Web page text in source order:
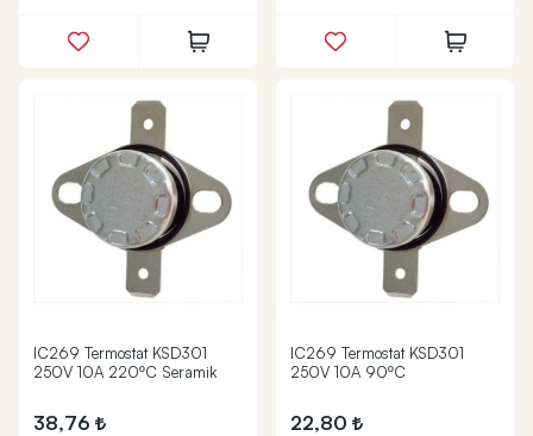
IC269 Termostat KSD301
250V 10A 220ºC Seramik
38,76
IC269 Termostat KSD301
250V 10A 90ºC
22,80